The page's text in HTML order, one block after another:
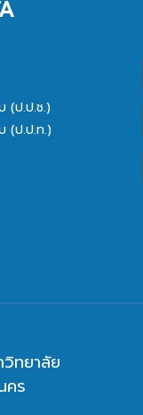
(ป.ป.ช.)
(ป.ป.ท.)
วิทยาลัย
คร